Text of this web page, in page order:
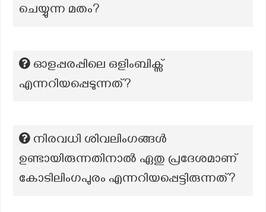
ചെയ്യുന്ന മതം?
ഓളപ്പരപ്പിലെ ഒളിംബിക്സ്
എന്നറിയപ്പെടുന്നത്?
നിരവധി ശിവലിംഗങ്ങൾ
ഉണ്ടായിരുന്നതിനാൽ ഏതു പ്രദേശമാണ്
കോടിലിംഗപുരം എന്നറിയപ്പെട്ടിരുന്നത്?